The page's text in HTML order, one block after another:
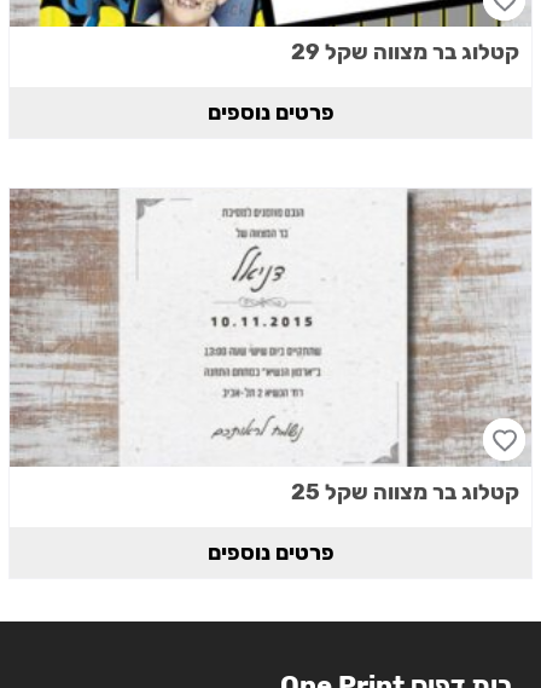
קטלוג בר מצווה שקל 29
פרטים נוספים
קטלוג בר מצווה שקל 25
פרטים נוספים